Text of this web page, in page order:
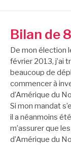
Bilan de
De mon élection
février 2013, j’ai
beaucoup de
commencer à
d’Amérique du
Si mon mandat
il a néanmoins
m’assurer que
d’Amérique du